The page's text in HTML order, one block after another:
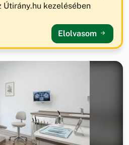
kezelésében
Elolvasom